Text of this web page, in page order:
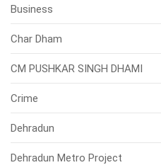
Business
Char Dham
CM PUSHKAR SINGH DHAMI
Crime
Dehradun
Dehradun Metro Project